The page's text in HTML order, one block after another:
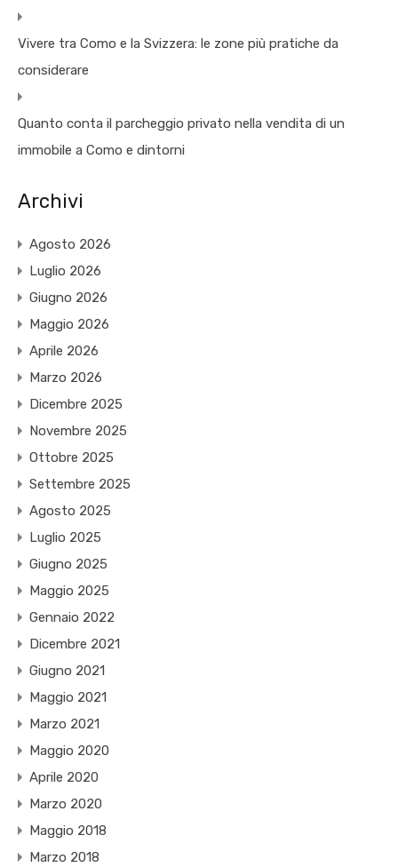
Vivere tra Como e la Svizzera: le zone più pratiche da
considerare
Quanto conta il parcheggio privato nella vendita di un
immobile a Como e dintorni
Archivi
Agosto 2026
Luglio 2026
Giugno 2026
Maggio 2026
Aprile 2026
Marzo 2026
Dicembre 2025
Novembre 2025
Ottobre 2025
Settembre 2025
Agosto 2025
Luglio 2025
Giugno 2025
Maggio 2025
Gennaio 2022
Dicembre 2021
Giugno 2021
Maggio 2021
Marzo 2021
Maggio 2020
Aprile 2020
Marzo 2020
Maggio 2018
Marzo 2018